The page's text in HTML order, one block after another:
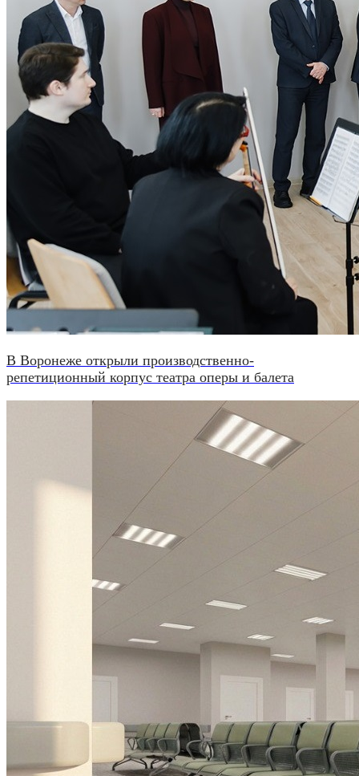
В Воронеже открыли производственно-
репетиционный корпус театра оперы и балета